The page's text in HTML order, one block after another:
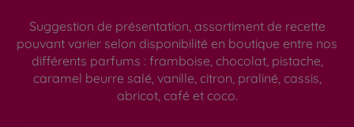
Suggestion de présentation, assortiment de recette
pouvant varier selon disponibilité en boutique entre nos
différents parfums : framboise, chocolat, pistache,
caramel beurre salé, vanille, citron, praliné, cassis,
abricot, café et coco.